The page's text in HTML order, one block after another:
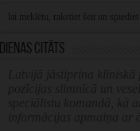
Dienas citāts